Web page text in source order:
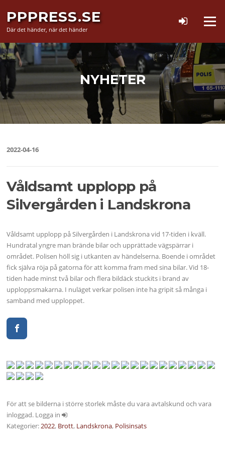
innehåll
PPPRESS.SE
Där det händer, när det händer
Meny
NYHETER
2022-04-16
Våldsamt upplopp på
Silvergården i Landskrona
Våldsamt upplopp på Silvergården i Landskrona vid 17-tiden i kväll.
Hundratal yngre man brände bilar och upprättade vägspärrar i
området. Polisen höll sig i utkanten av händelserna. Boende i området
fick själva röja på gatorna för att komma fram med sina bilar. Vid 18-
tiden hade minst två bilar och flera bildäck stuckits i brand av
upploppsmakarna. I nuläget verkar polisen inte ha gripit så många i
samband med upploppet.
För att se bilderna i större storlek måste du vara avtalskund och vara
inloggad. Logga in
Kategorier:2022, Brott, Landskrona, Polisinsats